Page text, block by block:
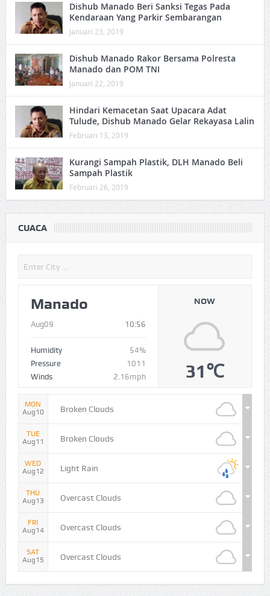
Dishub Manado Beri Sanksi Tegas Pada
Kendaraan Yang Parkir Sembarangan
Januari 23, 2019
Dishub Manado Rakor Bersama Polresta
Manado dan POM TNI
Januari 22, 2019
Hindari Kemacetan Saat Upacara Adat
Tulude, Dishub Manado Gelar Rekayasa Lalin
Februari 13, 2019
Kurangi Sampah Plastik, DLH Manado Beli
Sampah Plastik
Februari 26, 2019
CUACA
Manado
Aug09 10:56
Humidity
54%
Pressure
1011
Winds
2.16mph
NOW
31℃
MON
Aug10
Broken Clouds
TUE
Aug11
Broken Clouds
WED
Aug12
Light Rain
THU
Aug13
Overcast Clouds
FRI
Aug14
Overcast Clouds
SAT
Aug15
Overcast Clouds